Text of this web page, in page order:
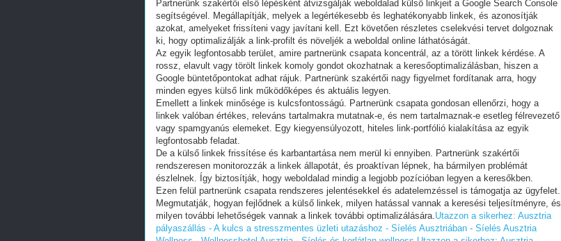
Partnerünk szakértői első lépésként átvizsgálják weboldalad külső linkjeit a Google Search Console
segítségével. Megállapítják, melyek a legértékesebb és leghatékonyabb linkek, és azonosítják
azokat, amelyeket frissíteni vagy javítani kell. Ezt követően részletes cselekvési tervet dolgoznak
ki, hogy optimalizálják a link-profilt és növeljék a weboldal online láthatóságát.
Az egyik legfontosabb terület, amire partnerünk csapata koncentrál, az a törött linkek kérdése. A
rossz, elavult vagy törölt linkek komoly gondot okozhatnak a keresőoptimalizálásban, hiszen a
Google büntetőpontokat adhat rájuk. Partnerünk szakértői nagy figyelmet fordítanak arra, hogy
minden egyes külső link működőképes és aktuális legyen.
Emellett a linkek minősége is kulcsfontosságú. Partnerünk csapata gondosan ellenőrzi, hogy a
linkek valóban értékes, releváns tartalmakra mutatnak-e, és nem tartalmaznak-e esetleg félrevezető
vagy spamgyanús elemeket. Egy kiegyensúlyozott, hiteles link-portfólió kialakítása az egyik
legfontosabb feladat.
De a külső linkek frissítése és karbantartása nem merül ki ennyiben. Partnerünk szakértői
rendszeresen monitorozzák a linkek állapotát, és proaktívan lépnek, ha bármilyen problémát
észlelnek. Így biztosítják, hogy weboldalad mindig a legjobb pozícióban legyen a keresőkben.
Ezen felül partnerünk csapata rendszeres jelentésekkel és adatelemzéssel is támogatja az ügyfelet.
Megmutatják, hogyan fejlődnek a külső linkek, milyen hatással vannak a keresési teljesítményre, és
milyen további lehetőségek vannak a linkek további optimalizálására.Utazzon a sikerhez: Ausztria
pályaszállás - A kulcs a stresszmentes üzleti utazáshoz - Síelés Ausztriában - Síelés Ausztria